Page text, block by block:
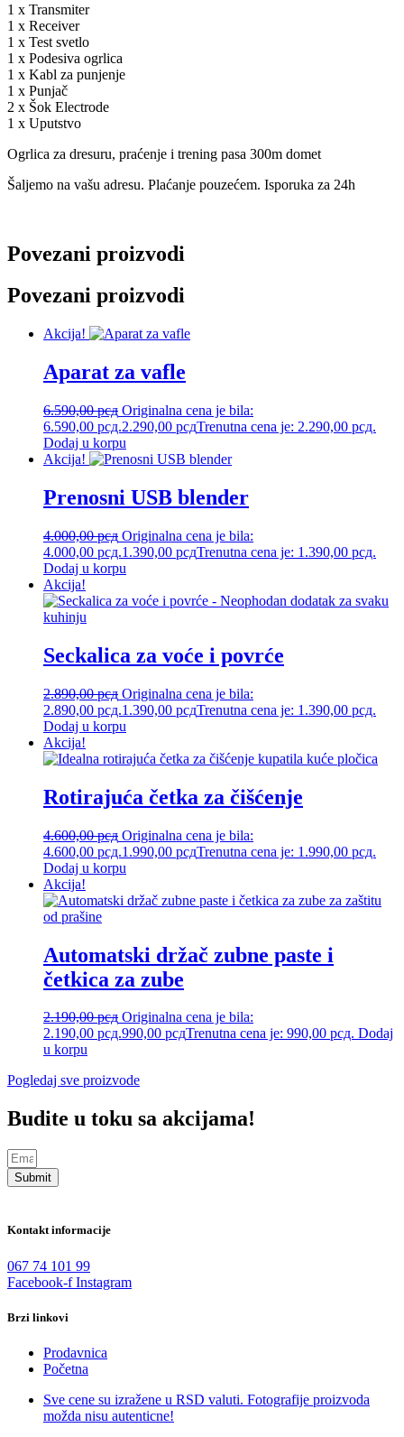
1 x Transmiter
1 x Receiver
1 x Test svetlo
1 x Podesiva ogrlica
1 x Kabl za punjenje
1 x Punjač
2 x Šok Electrode
1 x Uputstvo
Ogrlica za dresuru, praćenje i trening pasa 300m domet
Šaljemo na vašu adresu. Plaćanje pouzećem. Isporuka za 24h
Povezani proizvodi
Povezani proizvodi
Akcija!
Aparat za vafle
6.590,00рсд Originalna cena je bila:
6.590,00 рсд.2.290,00 рсдTrenutna cena je: 2.290,00 рсд.
Dodaj u korpu
Akcija!
Prenosni USB blender
4.000,00рсд Originalna cena je bila:
4.000,00 рсд.1.390,00 рсдTrenutna cena je: 1.390,00 рсд.
Dodaj u korpu
Akcija!
Seckalica za voće i povrće
2.890,00рсд Originalna cena je bila:
2.890,00 рсд.1.390,00 рсдTrenutna cena je: 1.390,00 рсд.
Dodaj u korpu
Akcija!
Rotirajuća četka za čišćenje
4.600,00рсд Originalna cena je bila:
4.600,00 рсд.1.990,00 рсдTrenutna cena je: 1.990,00 рсд.
Dodaj u korpu
Akcija!
Automatski držač zubne paste i
četkica za zube
2.190,00рсд Originalna cena je bila:
2.190,00 рсд.990,00 рсдTrenutna cena je: 990,00 рсд. Dodaj
u korpu
Pogledaj sve proizvode
Budite u toku sa akcijama!
Submit
Kontakt informacije
067 74 101 99
Facebook-f Instagram
Brzi linkovi
Prodavnica
Početna
Sve cene su izražene u RSD valuti. Fotografije proizvoda
možda nisu autenticne!